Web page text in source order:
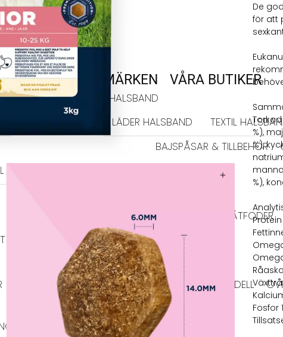
HALSBAND
LÄDER HALSBAND
TEXTIL
KOPPEL
BAJSPÅSAR & TILLBEHÖR
HUNDTUGG NORDISKT
VÅTFODER
VARMA JACKOR TAXMODELL VINTHUNDSMODELL
IGLOOS
VÄSKOR
HUNDLEKSAKER
MATPLATS
VARUMÄRKEN VÅRA BUTIKER
De
för att
%),
%),
%),
Fosfor